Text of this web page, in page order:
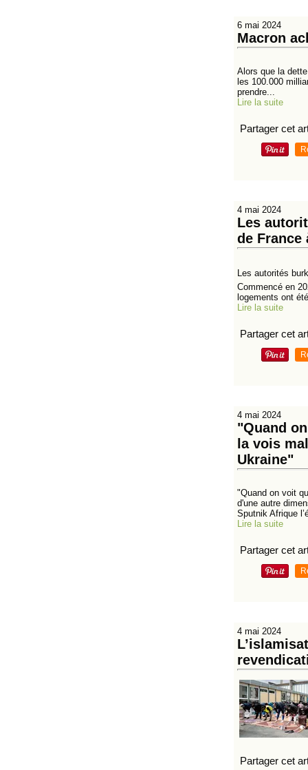
6 mai 2024
Macron
Alors que la
les 100.000
prendre...
Lire la suite
Partager cet
4 mai 2024
Les
de France
Les autorités
Commencé en
logements ont
Lire la suite
Partager cet
4 mai 2024
"Quand
la vois
Ukraine"
"Quand on voit
d'une autre
Sputnik Afrique
Lire la suite
Partager cet
4 mai 2024
Partager cet